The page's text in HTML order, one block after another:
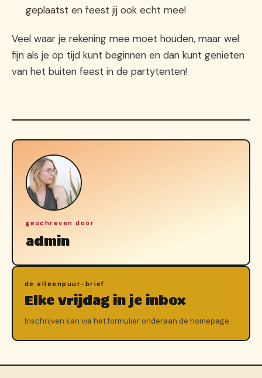
geplaatst en feest jij ook echt mee!
Veel waar je rekening mee moet houden, maar wel
fijn als je op tijd kunt beginnen en dan kunt genieten
van het buiten feest in de partytenten!
geschreven door
admin
de alleenpuur-brief
Elke vrijdag in je inbox
Inschrijven kan via het formulier onderaan de homepage.